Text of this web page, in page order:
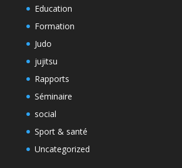
Education
Formation
Judo
jujitsu
Rapports
Séminaire
social
Sport & santé
Uncategorized